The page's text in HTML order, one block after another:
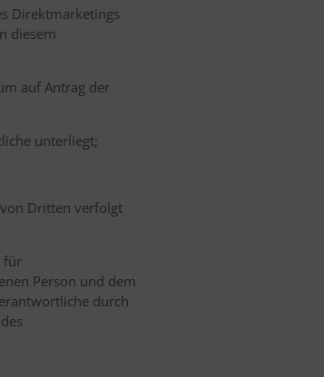
Direktmarketings
diesem
auf Antrag der
unterliegt;
Dritten verfolgt
für
Person und dem
durch